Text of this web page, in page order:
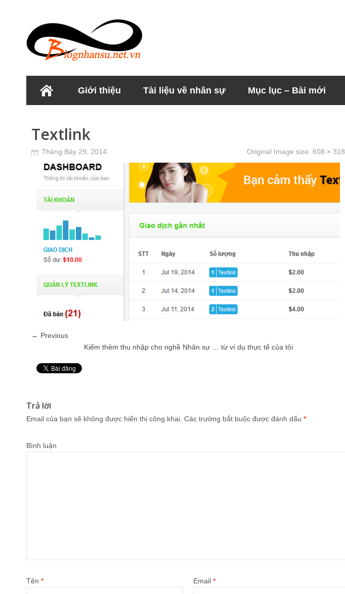
Giới thiệu Tài liệu về nhân sự Mục lục – Bài mới
Textlink
Tháng Bảy 29, 2014 Original Image size: 608 × 318
← Previous
Kiếm thêm thu nhập cho nghề Nhân sự … từ ví dụ thực tế của tôi
Trả lời
Email của bạn sẽ không được hiển thị công khai. Các trường bắt buộc được đánh dấu *
Bình luận
Tên * Email *